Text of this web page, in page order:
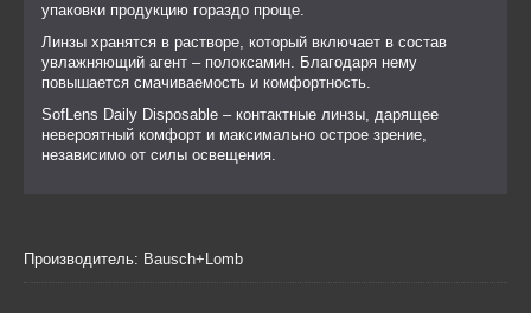
упаковки продукцию гораздо проще.
Линзы хранятся в растворе, который включает в состав
увлажняющий агент – полоксамин. Благодаря нему
повышается смачиваемость и комфортность.
SofLens Daily Disposable – контактные линзы, дарящее
невероятный комфорт и максимально острое зрение,
независимо от силы освещения.
Производитель: Bausch+Lomb